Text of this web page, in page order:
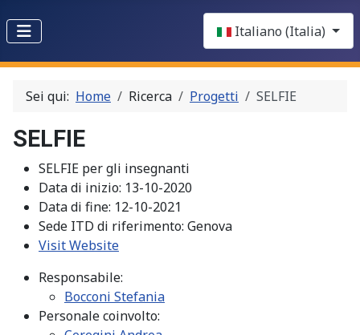
Italiano (Italia)
Sei qui: Home Ricerca Progetti SELFIE
SELFIE
SELFIE per gli insegnanti
Data di inizio: 13-10-2020
Data di fine: 12-10-2021
Sede ITD di riferimento: Genova
Visit Website
Responsabile:
Bocconi Stefania
Personale coinvolto: